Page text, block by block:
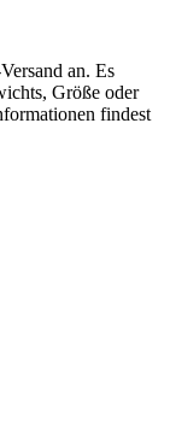
an. Es
Größe oder
findest